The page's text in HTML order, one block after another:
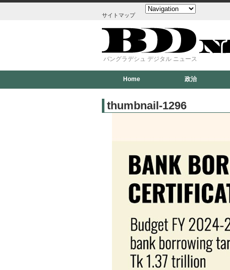
サイトマップ
バングラデシュ デジタル ニュース
Home 政治
thumbnail-1296